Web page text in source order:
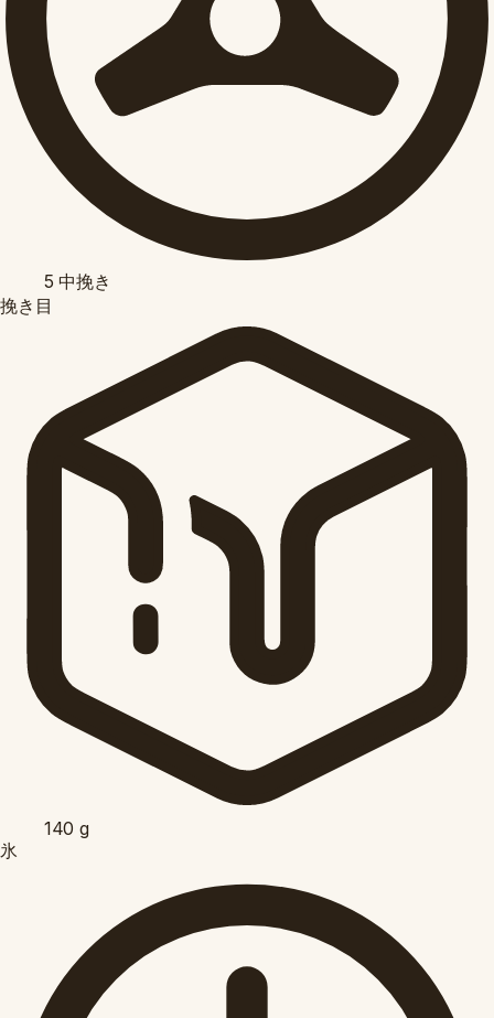
5中挽き
挽き目
140 g
氷